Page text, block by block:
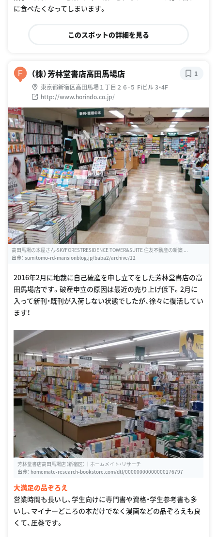
に食べたくなってしまいます。
このスポットの詳細を見る
F （株）芳林堂書店高田馬場店
東京都新宿区高田馬場１丁目２６-５ Fiビル 3・4F
http://www.horindo.co.jp/
1
高田馬場の本屋さん-SKYFORESTRESIDENCE TOWER&SUITE 住友不動産の新築 ...
出典： sumitomo-rd-mansionblog.jp/baba2/archive/12
2016年2月に地裁に自己破産を申し立てをした芳林堂書店の高
田馬場店です。破産申立の原因は最近の売り上げ低下。2月に
入って新刊・既刊が入荷しない状態でしたが、徐々に復活してい
ます！
芳林堂書店高田馬場店（新宿区）｜ホームメイト・リサーチ
出典： homemate-research-bookstore.com/dtl/00000000000000176797
大満足の品ぞろえ
営業時間も長いし、学生向けに専門書や資格・学生参考書も多
いし、マイナーどころの本だけでなく漫画などの品ぞろえも良
くて、圧巻です。